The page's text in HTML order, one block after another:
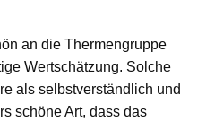
an die Thermengruppe
Wertschätzung. Solche
als selbstverständlich und
schöne Art, dass das